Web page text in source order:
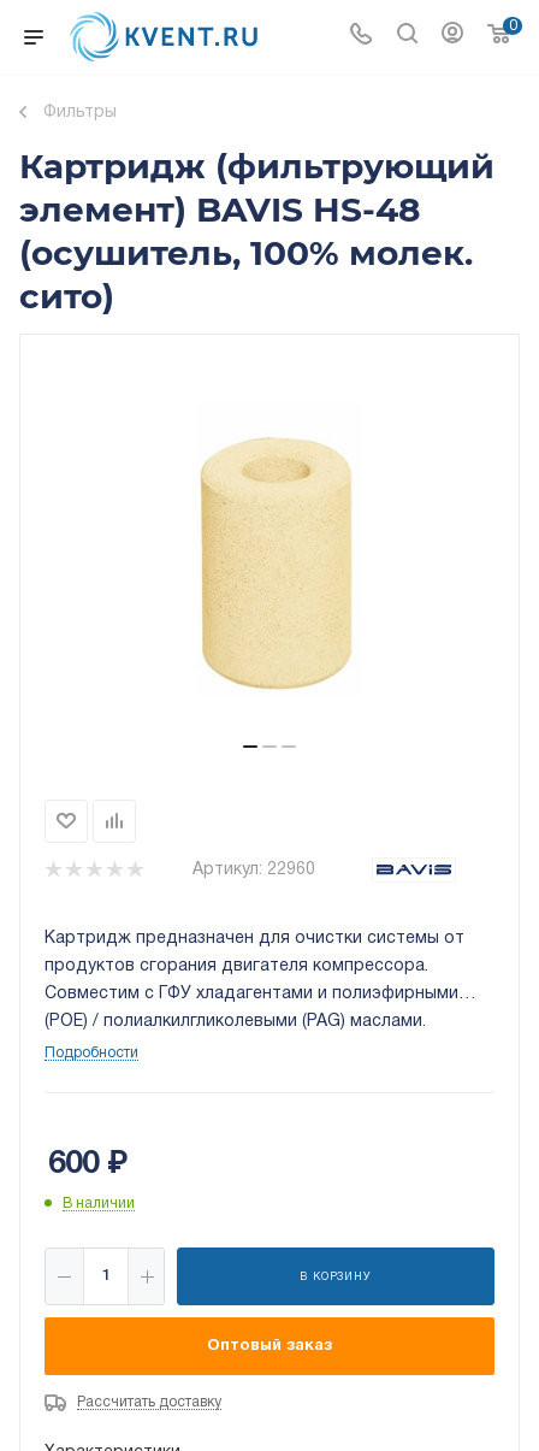
0
Фильтры
Картридж (фильтрующий
элемент) BAVIS HS-48
(осушитель, 100% молек.
сито)
Артикул: 22960
Картридж предназначен для очистки системы от
продуктов сгорания двигателя компрессора.
Совместим с ГФУ хладагентами и полиэфирными
(POE) / полиалкилгликолевыми (PAG) маслами.
Подробности
600₽
В наличии
В КОРЗИНУ
Оптовый заказ
Рассчитать доставку